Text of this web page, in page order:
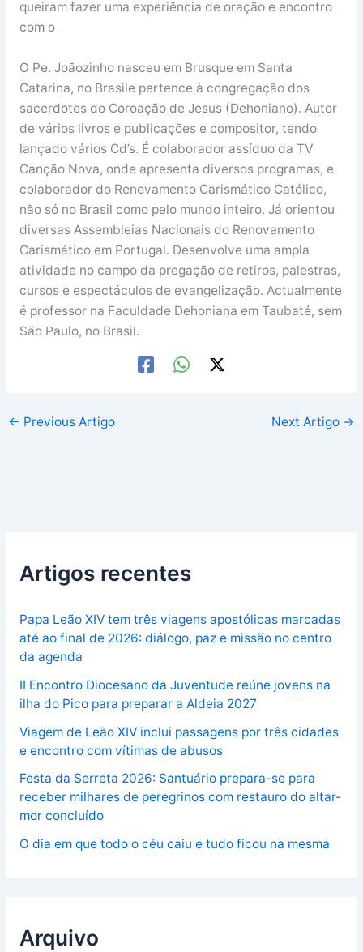
queiram fazer uma experiência de oração e encontro
com o
O Pe. Joãozinho nasceu em Brusque em Santa
Catarina, no Brasile pertence à congregação dos
sacerdotes do Coroação de Jesus (Dehoniano). Autor
de vários livros e publicações e compositor, tendo
lançado vários Cd’s. É colaborador assíduo da TV
Canção Nova, onde apresenta diversos programas, e
colaborador do Renovamento Carismático Católico,
não só no Brasil como pelo mundo inteiro. Já orientou
diversas Assembleias Nacionais do Renovamento
Carismático em Portugal. Desenvolve uma ampla
atividade no campo da pregação de retiros, palestras,
cursos e espectáculos de evangelização. Actualmente
é professor na Faculdade Dehoniana em Taubaté, sem
São Paulo, no Brasil.
← Previous Artigo Next Artigo →
Artigos recentes
Papa Leão XIV tem três viagens apostólicas marcadas
até ao final de 2026: diálogo, paz e missão no centro
da agenda
II Encontro Diocesano da Juventude reúne jovens na
ilha do Pico para preparar a Aldeia 2027
Viagem de Leão XIV inclui passagens por três cidades
e encontro com vítimas de abusos
Festa da Serreta 2026: Santuário prepara-se para
receber milhares de peregrinos com restauro do altar-
mor concluído
O dia em que todo o céu caiu e tudo ficou na mesma
Arquivo